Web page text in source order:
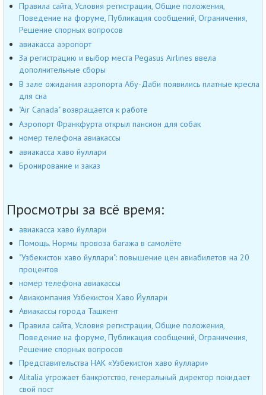
Правила сайта, Условия регистрации, Общие положения,
Поведение на форуме, Публикация сообщений, Ограничения,
Решение спорных вопросов
авиакасса аэропорт
За регистрацию и выбор места Pegasus Airlines ввела
дополнительные сборы
В зале ожидания аэропорта Абу-Даби появились платные кресла
для сна
"Air Canada" возвращается к работе
Аэропорт Франкфурта открыл пансион для собак
номер телефона авиакассы
авиакасса хаво йуллари
Бронирование и заказ
Просмотры за всё время:
авиакасса хаво йуллари
Помощь. Нормы провоза багажа в самолёте
"Узбекистон хаво йуллари": повышение цен авиабилетов на 20
процентов
номер телефона авиакассы
Авиакомпания Узбекистон Хаво Йуллари
Авиакассы города Ташкент
Правила сайта, Условия регистрации, Общие положения,
Поведение на форуме, Публикация сообщений, Ограничения,
Решение спорных вопросов
Представительства НАК «Узбекистон хаво йуллари»
Alitalia угрожает банкротство, генеральный директор покидает
свой пост